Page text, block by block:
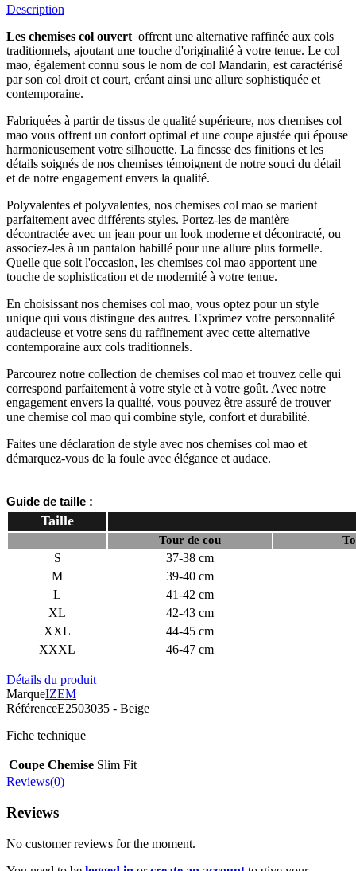
Description
Les chemises col ouvert offrent une alternative raffinée aux cols
traditionnels, ajoutant une touche d'originalité à votre tenue. Le col
mao, également connu sous le nom de col Mandarin, est caractérisé
par son col droit et court, créant ainsi une allure sophistiquée et
contemporaine.
Fabriquées à partir de tissus de qualité supérieure, nos chemises col
mao vous offrent un confort optimal et une coupe ajustée qui épouse
harmonieusement votre silhouette. La finesse des finitions et les
détails soignés de nos chemises témoignent de notre souci du détail
et de notre engagement envers la qualité.
Polyvalentes et polyvalentes, nos chemises col mao se marient
parfaitement avec différents styles. Portez-les de manière
décontractée avec un jean pour un look moderne et décontracté, ou
associez-les à un pantalon habillé pour une allure plus formelle.
Quelle que soit l'occasion, les chemises col mao apportent une
touche de sophistication et de modernité à votre tenue.
En choisissant nos chemises col mao, vous optez pour un style
unique qui vous distingue des autres. Exprimez votre personnalité
audacieuse et votre sens du raffinement avec cette alternative
contemporaine aux cols traditionnels.
Parcourez notre collection de chemises col mao et trouvez celle qui
correspond parfaitement à votre style et à votre goût. Avec notre
engagement envers la qualité, vous pouvez être assuré de trouver
une chemise col mao qui combine style, confort et durabilité.
Faites une déclaration de style avec nos chemises col mao et
démarquez-vous de la foule avec élégance et audace.
Guide de taille :
Taille
Tour de cou
S
37-38 cm
M
39-40 cm
L
41-42 cm
XL
42-43 cm
XXL
44-45 cm
XXXL
46-47 cm
Détails du produit
MarqueIZEM
RéférenceE2503035 - Beige
Fiche technique
Coupe Chemise Slim Fit
Reviews(0)
Reviews
No customer reviews for the moment.